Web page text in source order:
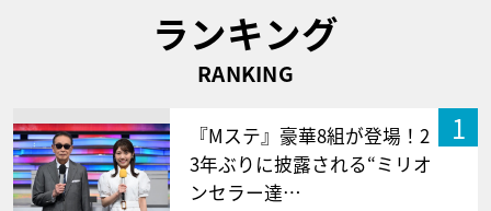
ランキング
RANKING
1
『Mステ』豪華8組が登場！2
3年ぶりに披露される“ミリオ
ンセラー達…